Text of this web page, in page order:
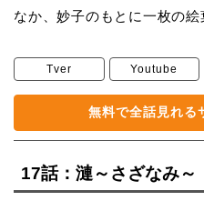
なか、妙子のもとに一枚の絵
Tver Youtube
無料で全話見れる
17話：漣～さざなみ～